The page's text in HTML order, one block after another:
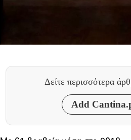
Δείτε περισσότερα
Add